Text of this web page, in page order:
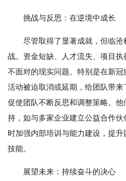
挑战与反思：在逆境中成长
尽管取得了显著成就，但临
战。资金短缺、人才流失、项目
不面对的现实问题。特别是在新
活动被迫取消或延期，给团队带
促使团队不断反思和调整策略。
持，如与多家企业建立公益合作
时加强内部培训与能力建设，提
技能。
展望未来：持续奋斗的决心